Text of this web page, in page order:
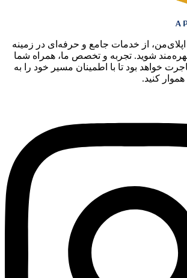
اپلای‌من، از خدمات جامع و حرفه‌ای در زمینه
شوید. تجربه و تخصص ما، همراه شما
خواهد بود تا با اطمینان مسیر خود را به
کنید.